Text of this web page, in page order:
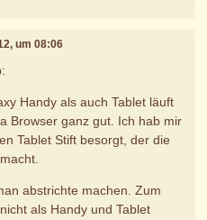
um 08:06
Handy als auch Tablet läuft
Browser ganz gut. Ich hab mir
Tablet Stift besorgt, der die
abstrichte machen. Zum
als Handy und Tablet